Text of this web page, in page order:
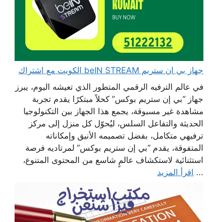
جهاز بي ان ستريم beIN STREAM الكويت مع اشتراك
في عالم الترفيه الرقمي المتطور الذي تعيشه اليوم، يبرز
جهاز “بي إن ستريم بوكس” كحلاً مبتكرًا يقدم تجربة
مشاهدة غير مسبوقة، يجمع هذا الجهاز بين التكنولوجيا
الحديثة والتفاعل السلس، ليُحوّل كل منزل إلى مركز
ترفيهي متكامل، بفضل تصميمه الأنيق وإمكاناته
المتفوقة، يقدم “بي إن ستريم بوكس” لمرتاديه فرصة
استثنائية لاستكشاف عالمٍ شاسع من المحتوى المتنوع،
... اقرأ المزيد